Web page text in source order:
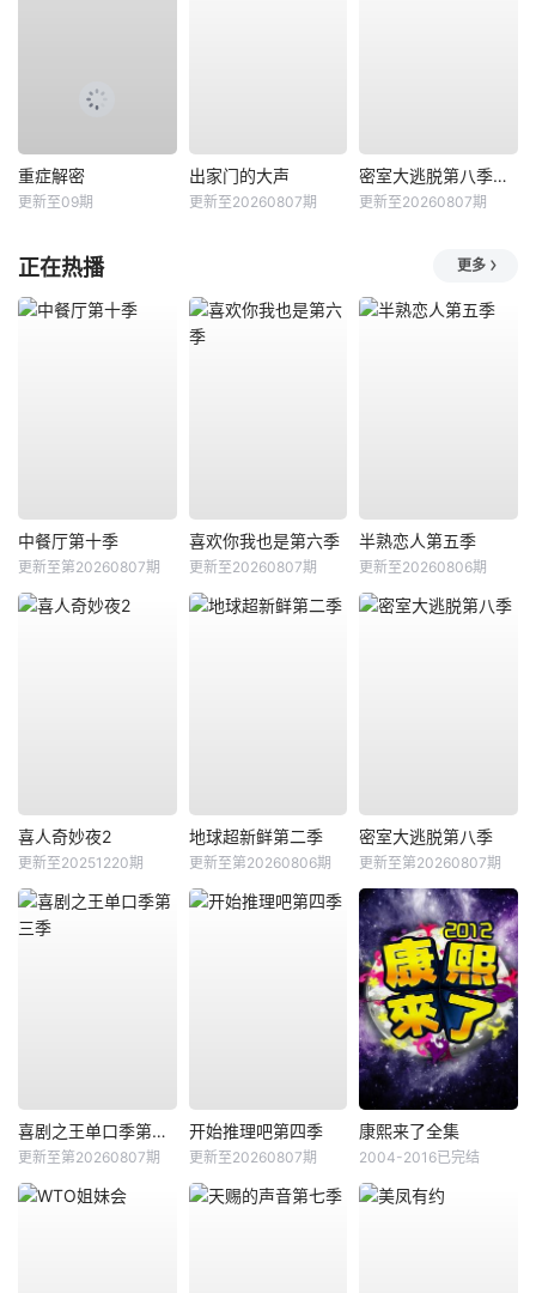
重症解密
更新至09期
出家门的大声
更新至20260807期
密室大逃脱第八季大神版
更新至20260807期
正在热播 更多
中餐厅第十季
更新至第20260807期
喜欢你我也是第六季
更新至20260807期
半熟恋人第五季
更新至20260806期
喜人奇妙夜2
更新至20251220期
地球超新鲜第二季
更新至第20260806期
密室大逃脱第八季
更新至第20260807期
喜剧之王单口季第三季
更新至第20260807期
开始推理吧第四季
更新至20260807期
康熙来了全集
2004-2016已完结